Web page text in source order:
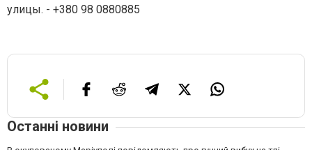
улицы. - +380 98 0880885
Останні новини